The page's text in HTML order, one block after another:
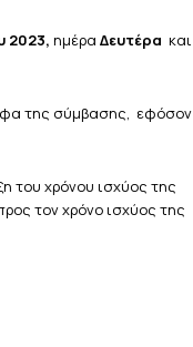
2023, ημέρα Δευτέρα και
της σύμβασης, εφόσον
του χρόνου ισχύος της
τον χρόνο ισχύος της